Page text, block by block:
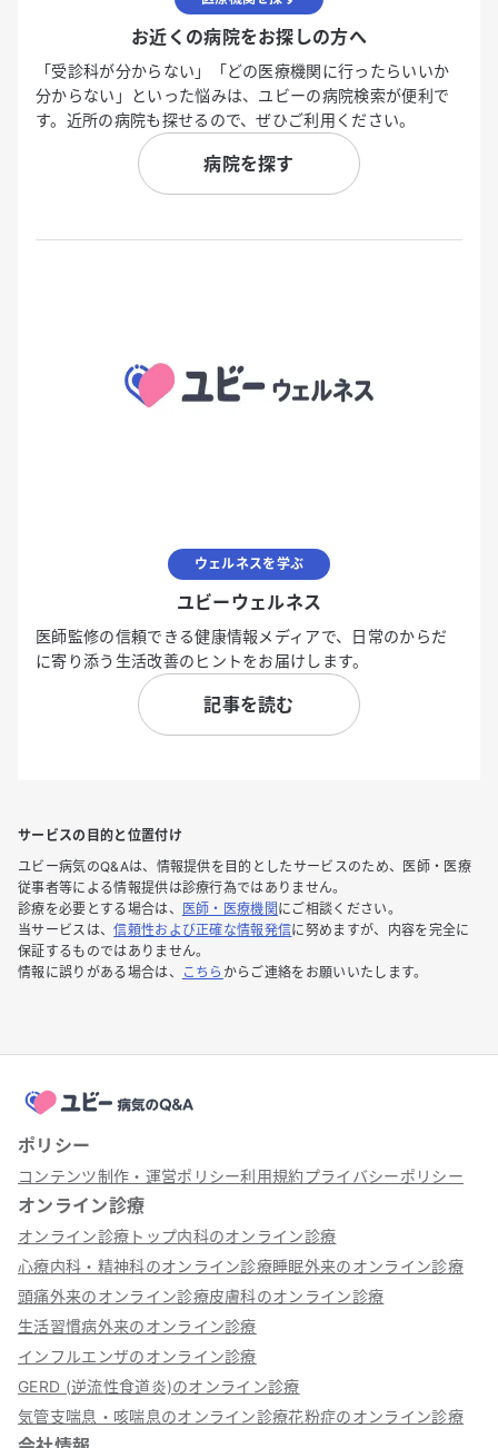
お近くの病院をお探しの方へ
「受診科が分からない」「どの医療機関に行ったらいいか
分からない」といった悩みは、ユビーの病院検索が便利で
す。近所の病院も探せるので、ぜひご利用ください。
病院を探す
ウェルネスを学ぶ
ユビーウェルネス
医師監修の信頼できる健康情報メディアで、日常のからだ
に寄り添う生活改善のヒントをお届けします。
記事を読む
サービスの目的と位置付け
ユビー病気のQ&Aは、情報提供を目的としたサービスのため、医師・医療
従事者等による情報提供は診療行為ではありません。
診療を必要とする場合は、
医師・医療機関 にご相談ください。
当サービスは、信頼性および正確な情報発信に努めますが、内容を完全に
保証するものではありません。
情報に誤りがある場合は、
こちら からご連絡をお願いいたします。
ポリシー
コンテンツ制作・運営ポリシー利用規約プライバシーポリシー
オンライン診療
オンライン診療トップ内科のオンライン診療
心療内科・精神科のオンライン診療睡眠外来のオンライン診療
頭痛外来のオンライン診療皮膚科のオンライン診療
生活習慣病外来のオンライン診療
インフルエンザのオンライン診療
GERD (逆流性食道炎)のオンライン診療
気管支喘息・咳喘息のオンライン診療花粉症のオンライン診療